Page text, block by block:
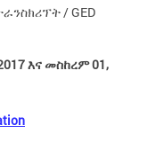
/ GED
እና መስከረም 01,